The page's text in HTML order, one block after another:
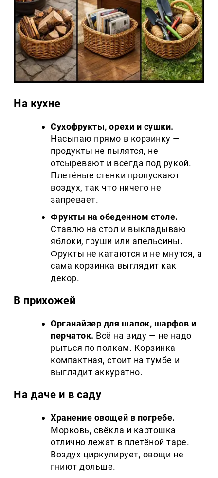
На кухне
Сухофрукты, орехи и сушки.
Насыпаю прямо в корзинку —
продукты не пылятся, не
отсыревают и всегда под рукой.
Плетёные стенки пропускают
воздух, так что ничего не
запревает.
Фрукты на обеденном столе.
Ставлю на стол и выкладываю
яблоки, груши или апельсины.
Фрукты не катаются и не мнутся, а
сама корзинка выглядит как
декор.
В прихожей
Органайзер для шапок, шарфов и
перчаток. Всё на виду — не надо
рыться по полкам. Корзинка
компактная, стоит на тумбе и
выглядит аккуратно.
На даче и в саду
Хранение овощей в погребе.
Морковь, свёкла и картошка
отлично лежат в плетёной таре.
Воздух циркулирует, овощи не
гниют дольше.